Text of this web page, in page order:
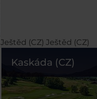
Ještěd (CZ) Ještěd (CZ)
Kaskáda (CZ)